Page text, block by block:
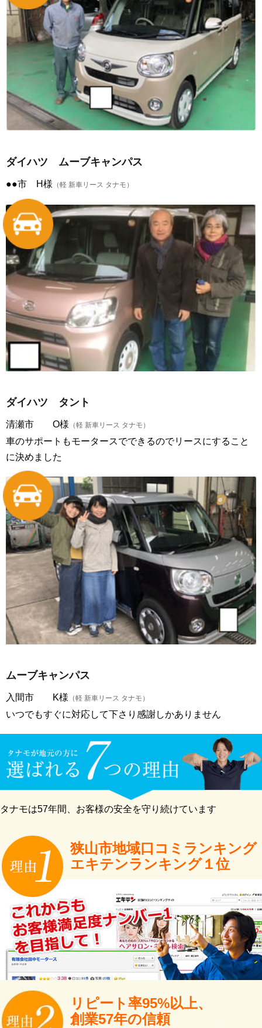
ダイハツ ムーブキャンパス
●●市 H様 （軽 新車リース タナモ）
ダイハツ タント
清瀬市 O様 （軽 新車リース タナモ）
車のサポートもモータースでできるのでリースにすること
に決めました
ムーブキャンパス
入間市 K様 （軽 新車リース タナモ）
いつでもすぐに対応して下さり感謝しかありません
タナモは57年間、お客様の安全を守り続けています
狭山市地域口コミランキング
エキテンランキング１位
リピート率95%以上、
創業57年の信頼